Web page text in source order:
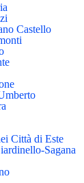
Castello
Città di Este
Sagana